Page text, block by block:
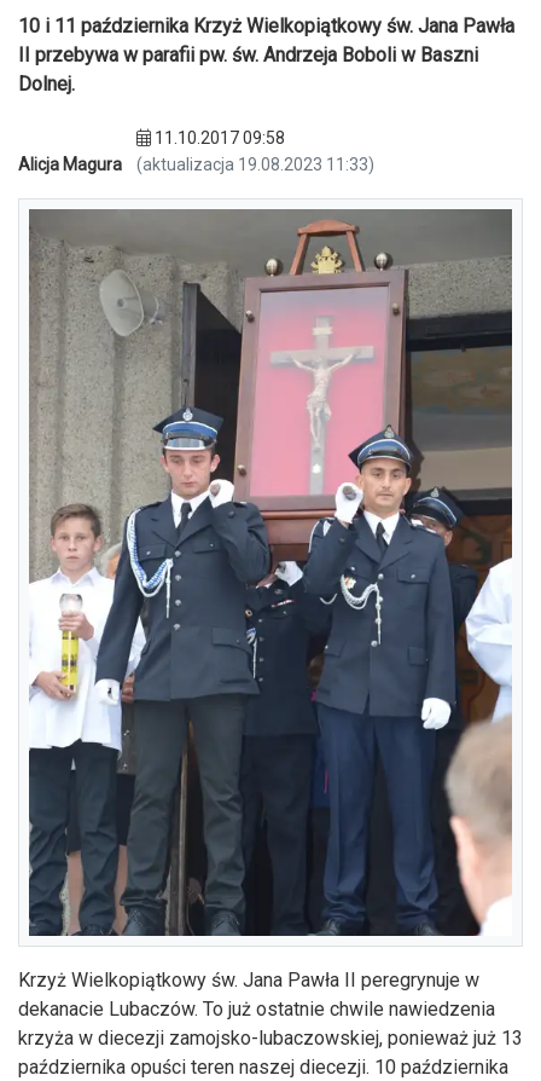
10 i 11 października Krzyż Wielkopiątkowy św. Jana Pawła
II przebywa w parafii pw. św. Andrzeja Boboli w Baszni
Dolnej.
Alicja Magura
11.10.2017 09:58
(aktualizacja 19.08.2023 11:33)
Krzyż Wielkopiątkowy św. Jana Pawła II peregrynuje w
dekanacie Lubaczów. To już ostatnie chwile nawiedzenia
krzyża w diecezji zamojsko-lubaczowskiej, ponieważ już 13
października opuści teren naszej diecezji. 10 października